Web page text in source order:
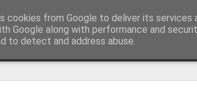
cookies from Google to deliver its services
Google along with performance and
to detect and address abuse.
© Putopisi |